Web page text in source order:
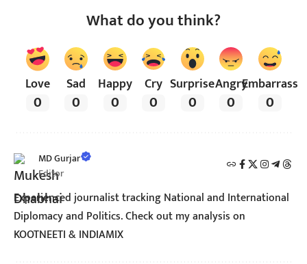
What do you think?
Love
0
Sad
0
Happy
0
Cry
0
Surprise
0
Angry
0
Embarrass
0
MD Gurjar
Editor
Experienced journalist tracking National and International
Diplomacy and Politics. Check out my analysis on
KOOTNEETI & INDIAMIX